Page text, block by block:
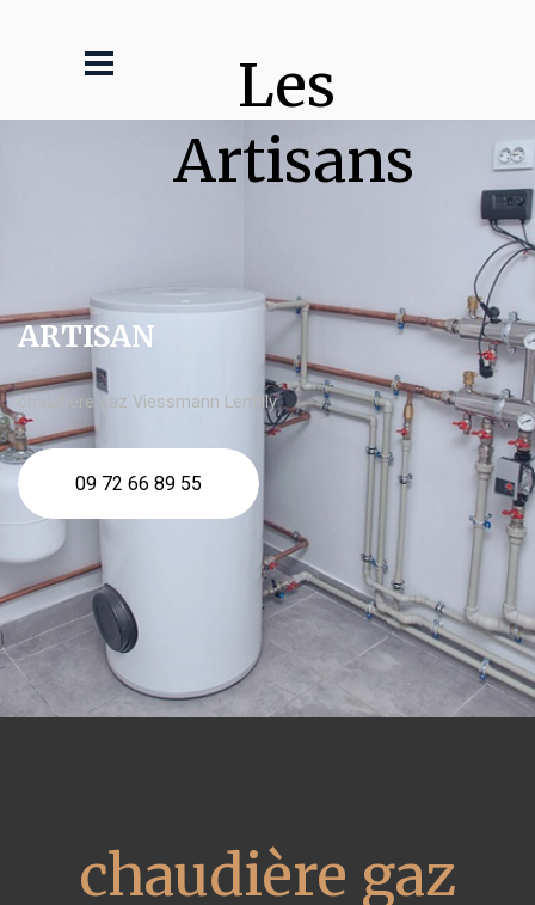
Les
Artisans
ARTISAN
chaudière gaz Viessmann Lentilly
09 72 66 89 55
chaudière gaz